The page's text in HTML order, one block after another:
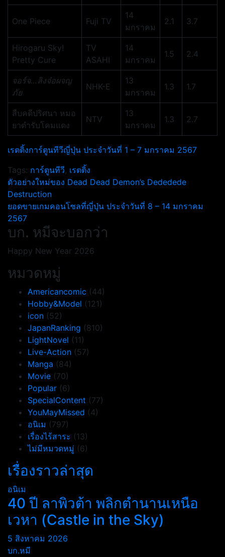
One Piece Fuji TV
14
มกราคม
2.1 3.7
Hirogaru Sky!
Pretty Cure
TV
ASAHI
14
มกราคม
1.5 2.4
จอร์จ…ลิงจ๋อผจญ
ภัย
NHK-E
13
มกราคม
1.3 1.7
สืบคดีปริศนา หมอ
ยาตำรับโคมแดง
NTV
13
มกราคม
1.3 2.7
เรตติ้งการ์ตูนทีวีญี่ปุ่น ประจำวันที่ 1 – 7 มกราคม 2567
Tags: การ์ตูนทีวี, เรตติ้ง
แนะแนว
เรื่อง
ตัวอย่างใหม่ของ Dead Dead Demon’s Dededede
Destruction
ยอดขายเกมคอนโซลที่ญี่ปุ่น ประจำวันที่ 8 – 14 มกราคม
2567
บก. หมีจะบอกว่า
Happy New Year 2026
หมวดหมู่
Americancomic (44)
Hobby&Model (121)
icon (52)
JapanRanking (810)
LightNovel (11)
Live-Action (57)
Manga (84)
Movie (70)
Popular (6)
SpecialContent (77)
YouMayMissed (4)
อนิเม (797)
เรื่องไร้สาระ (13)
ไม่มีหมวดหมู่ (6)
เรื่องราวล่าสุด
อนิเม
40 ปี ลาพิวต้า พลิกตำนานเหนือ
เวหา (Castle in the Sky)
5 สิงหาคม 2026
บก.หมี